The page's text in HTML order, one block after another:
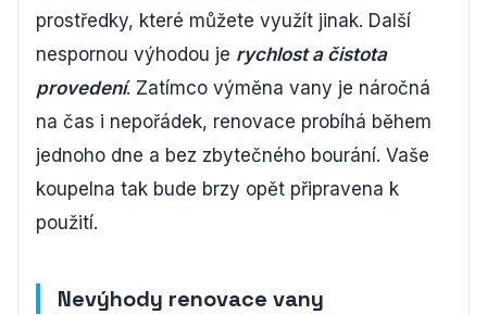
prostředky, které můžete využít jinak. Další
nespornou výhodou je rychlost a čistota
provedení. Zatímco výměna vany je náročná
na čas i nepořádek, renovace probíhá během
jednoho dne a bez zbytečného bourání. Vaše
koupelna tak bude brzy opět připravena k
použití.
Nevýhody renovace vany